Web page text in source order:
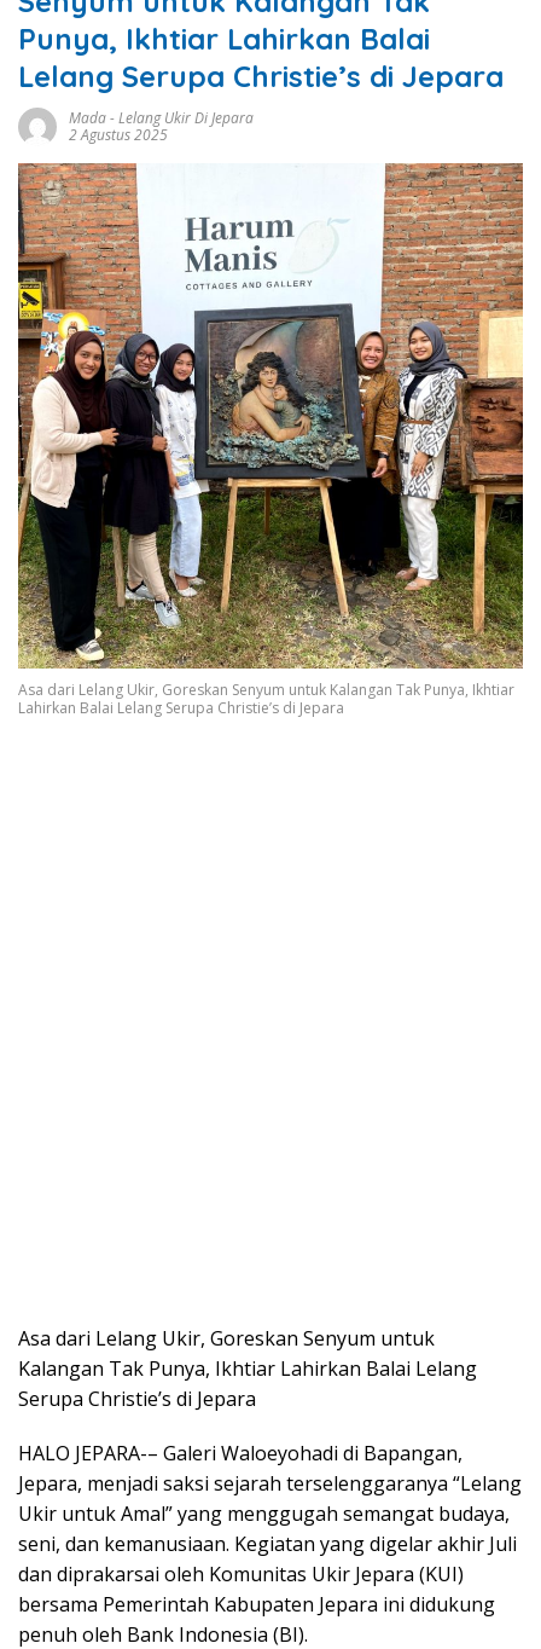
Punya, Ikhtiar Lahirkan Balai
Lelang Serupa Christie’s di Jepara
Mada-Lelang Ukir Di Jepara
2 Agustus 2025
Asa dari Lelang Ukir, Goreskan Senyum untuk Kalangan Tak Punya, Ikhtiar
Lahirkan Balai Lelang Serupa Christie’s di Jepara
Asa dari Lelang Ukir, Goreskan Senyum untuk
Kalangan Tak Punya, Ikhtiar Lahirkan Balai Lelang
Serupa Christie’s di Jepara
HALO JEPARA-– Galeri Waloeyohadi di Bapangan,
Jepara, menjadi saksi sejarah terselenggaranya “Lelang
Ukir untuk Amal” yang menggugah semangat budaya,
seni, dan kemanusiaan. Kegiatan yang digelar akhir Juli
dan diprakarsai oleh Komunitas Ukir Jepara (KUI)
bersama Pemerintah Kabupaten Jepara ini didukung
penuh oleh Bank Indonesia (BI).